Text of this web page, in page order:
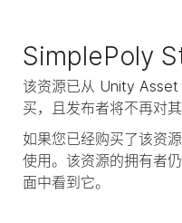
SimplePoly
该资源已从 Unity
买，且发布者将不再对其
如果您已经购买了该资
使用。该资源的拥有者
面中看到它。